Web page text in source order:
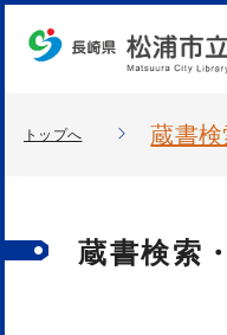
トップへ 蔵書
蔵書検索